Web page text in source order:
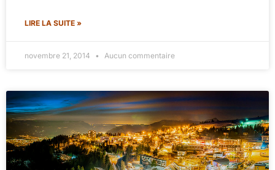
LIRE LA SUITE »
novembre 21, 2014 Aucun commentaire